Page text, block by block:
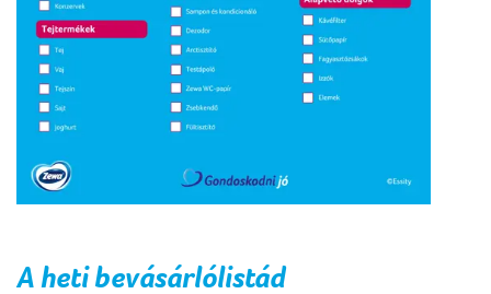
Aheti bevásárlólistád